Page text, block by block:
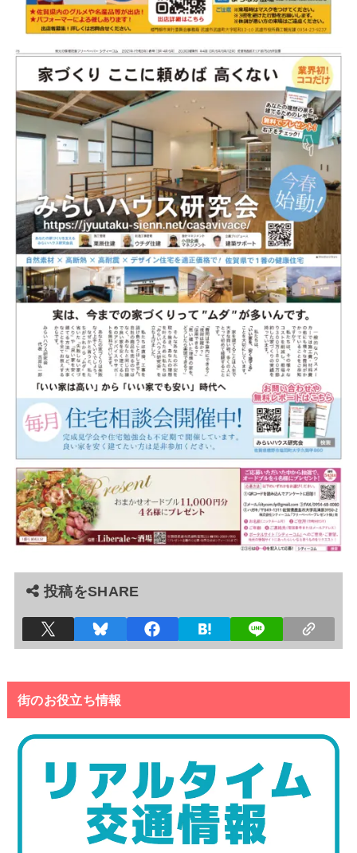
投稿をSHARE
街のお役立ち情報